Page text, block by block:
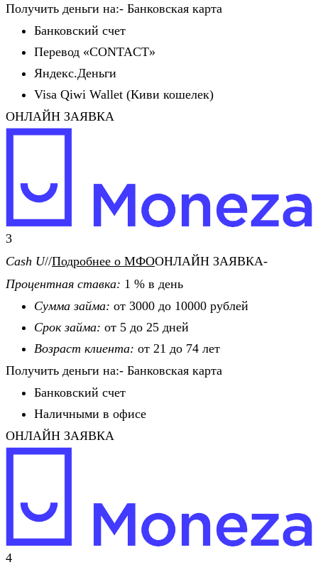
Получить деньги на:- Банковская карта
Банковский счет
Перевод «CONTACT»
Яндекс.Деньги
Visa Qiwi Wallet (Киви кошелек)
ОНЛАЙН ЗАЯВКА
3
Cash U//Подробнее о МФООНЛАЙН ЗАЯВКА-
Процентная ставка: 1 % в день
Сумма займа: от 3000 до 10000 рублей
Срок займа: от 5 до 25 дней
Возраст клиента: от 21 до 74 лет
Получить деньги на:- Банковская карта
Банковский счет
Наличными в офисе
ОНЛАЙН ЗАЯВКА
4